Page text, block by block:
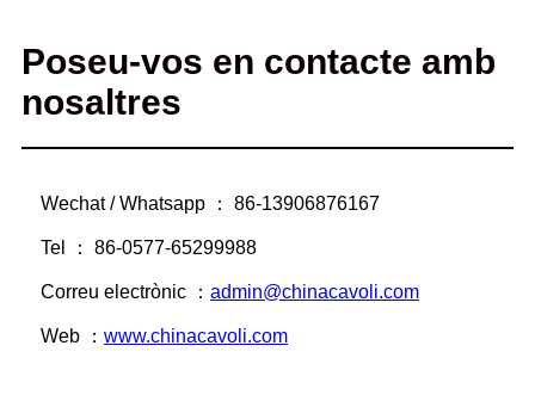
Poseu-vos en contacte amb
nosaltres
Wechat / Whatsapp ： 86-13906876167
Tel ： 86-0577-65299988
Correu electrònic ： admin@chinacavoli.com
Web ： www.chinacavoli.com